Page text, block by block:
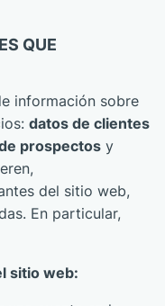
QUE
información sobre
datos de clientes
prospectos y
del sitio web,
En particular,
sitio web: